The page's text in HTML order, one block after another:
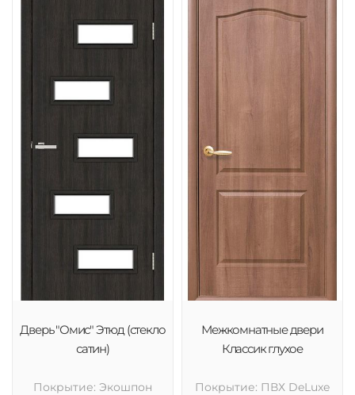
Дверь "Омис" Этюд (стекло
сатин)
Покрытие: Экошпон
Межкомнатные двери
Классик глухое
Покрытие: ПВХ DeLuxe